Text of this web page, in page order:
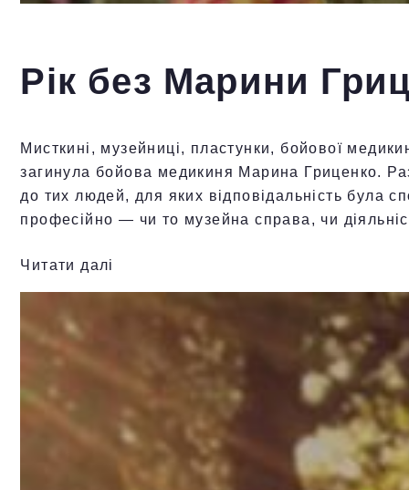
Рік без Марини
Мисткині, музейниці, пластунки, бойової
загинула бойова медикиня Марина Гриценко.
до тих людей, для яких відповідальність була
професійно — чи то музейна справа, чи
Читати далі